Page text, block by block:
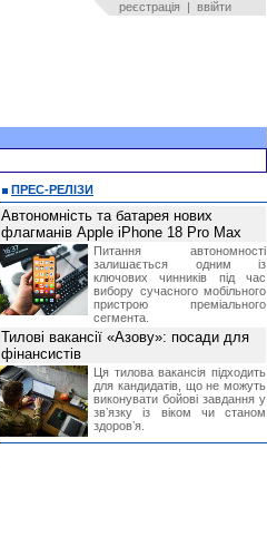
реєстрація | ввійти
ПРЕС-РЕЛІЗИ
Автономність та батарея нових
флагманів Apple iPhone 18 Pro Max
Питання автономності
залишається одним із
ключових чинників під час
вибору сучасного мобільного
пристрою преміального
сегмента.
Тилові вакансії «Азову»: посади для
фінансистів
Ця тилова вакансія підходить
для кандидатів, що не можуть
виконувати бойові завдання у
звʼязку із віком чи станом
здоровʼя.